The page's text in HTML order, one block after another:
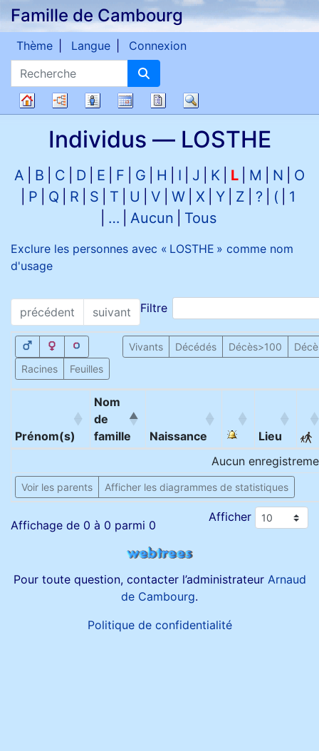
Passer au contenu
Famille de Cambourg
Recherche
Thème Langue Connexion
généalogique
Diagrammes
Listes CalendrierRapports
Individus — LOSTHE
A B C D E F G H I J K L M N
O
P
Q R S T U V W X Y Z ? (
1
…
Aucun Tous
Exclure les personnes avec « LOSTHE » comme nom
d'usage
précédent suivant Filtre
Vivants Décédés Décès>100
Racines
Feuilles
Prénom(s)
Nom
de
famille
Naissance
Lieu
Aucun
Voir les parents Afficher les diagrammes de statistiques
Affichage de 0 à 0 parmi 0
Afficher
Pour toute question, contacter l’administrateur Arnaud
de Cambourg.
Politique de confidentialité